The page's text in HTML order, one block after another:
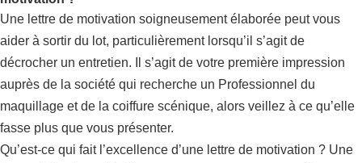
Une lettre de motivation soigneusement élaborée peut vous
aider à sortir du lot, particulièrement lorsqu’il s’agit de
décrocher un entretien. Il s’agit de votre première impression
auprès de la société qui recherche un Professionnel du
maquillage et de la coiffure scénique, alors veillez à ce qu’elle
fasse plus que vous présenter.
Qu’est-ce qui fait l’excellence d’une lettre de motivation ? Une